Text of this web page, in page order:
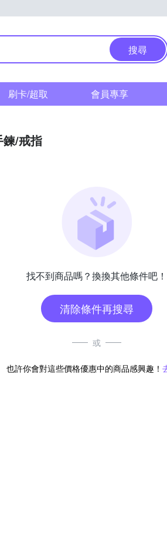
搜尋
刷卡/超取 會員專享
/戒指
找不到商品嗎？換換其他條件吧！
清除條件再搜尋
或
也許你會對這些價格優惠中的商品感興趣！